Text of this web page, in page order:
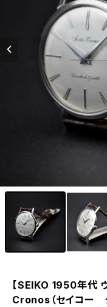
Ventuno ss スモールセ
Ventuno st ストレート
Ubud 機械式
五十嵐威暢デザイン
earth watch
OUTLET
sapporo star watch
DUAL TIME 12+24
NURSE WATCH（ナースウ
TASCHETTA（タスケッタ）
PULSE WATCH（パルスウオ
POCKET CHRONO（ポケッ
手巻付自動巻・自動巻用（
arita ism ss・urushi ss（
arita ism・urushi kiso（
マスターピース用（18ｍ
eki ・starwatch37用（
eki ・sapporo
【SEIKO 1950年代
Cronos（セイコー